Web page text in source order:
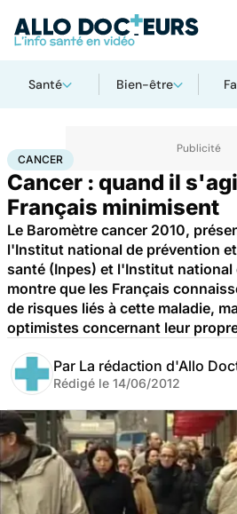
Santé Bien-être
AccueilSanté Cancer
CANCER
Cancer : quand il
Français minimisent
Le Baromètre cancer 2010,
l'Institut national de prévention
santé (Inpes) et l'Institut national
montre que les Français
de risques liés à cette maladie,
optimistes concernant leur
Par La rédaction d'Allo
Rédigé le 14/06/2012